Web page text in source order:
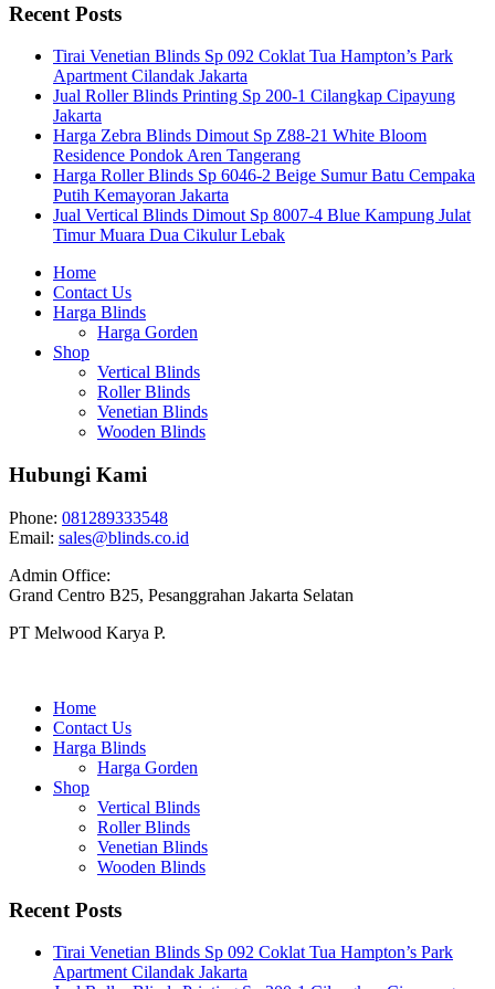
Recent Posts
Tirai Venetian Blinds Sp 092 Coklat Tua Hampton’s Park
Apartment Cilandak Jakarta
Jual Roller Blinds Printing Sp 200-1 Cilangkap Cipayung
Jakarta
Harga Zebra Blinds Dimout Sp Z88-21 White Bloom
Residence Pondok Aren Tangerang
Harga Roller Blinds Sp 6046-2 Beige Sumur Batu Cempaka
Putih Kemayoran Jakarta
Jual Vertical Blinds Dimout Sp 8007-4 Blue Kampung Julat
Timur Muara Dua Cikulur Lebak
Home
Contact Us
Harga Blinds
Harga Gorden
Shop
Vertical Blinds
Roller Blinds
Venetian Blinds
Wooden Blinds
Hubungi Kami
Phone: 081289333548
Email: sales@blinds.co.id
Admin Office:
Grand Centro B25, Pesanggrahan Jakarta Selatan
PT Melwood Karya P.
Home
Contact Us
Harga Blinds
Harga Gorden
Shop
Vertical Blinds
Roller Blinds
Venetian Blinds
Wooden Blinds
Recent Posts
Tirai Venetian Blinds Sp 092 Coklat Tua Hampton’s Park
Apartment Cilandak Jakarta